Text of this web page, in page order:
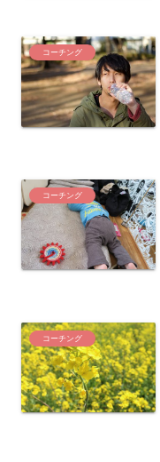
コーチング
コーチング
コーチング